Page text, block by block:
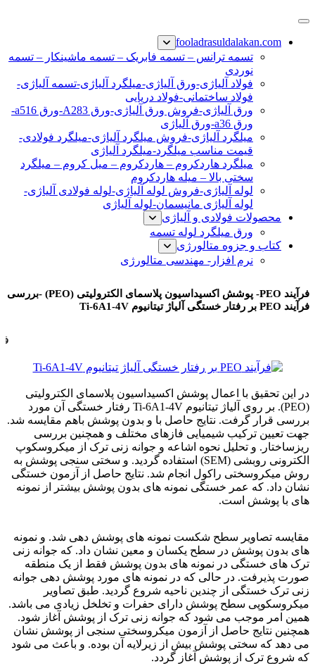
پرش
محتوا
نبشی فولادی-ناودانی فولادی-قیمت ورق-قیمت فولاد
fooladrasuldalakan.com
تسمه ترانس – تسمه فابریک – تسمه ماشینکار – تسمه
نوردی
فولاد آلیاژی-ورق آلیاژی-میلگرد آلیاژی-تسمه آلیاژی-
فولاد ساختمانی-فولاد دریایی
ورق آلیاژی-فروش ورق آلیاژی-ورق A283-ورق a516-
ورق a36-ورق آلیاژی
میلگرد آلیاژی-فروش میلگرد آلیاژی-میلگرد فولادی-
قیمت مناسب میلگرد-میلگرد آلیاژی
میلگرد هاردکروم – هاردکروم – میل کروم – میلگرد
سختی بالا – میله هاردکروم
لوله آلیاژی-فروش لوله آلیاژی-لوله فولادی آلیاژی-
لوله آلیاژی مانیسمان-لوله آلیاژی
محصولات فولادی و آلیاژی
ورق میلگرد لوله تسمه
کتاب و جزوه متالورژی
نرم افزار- مهندسی متالورژی
فرآیند PEO- پوشش اکسیداسیون پلاسمای الکترولیتی (PEO) -بررسی
فرآیند PEO بر رفتار خستگی آلیاژ تیتانیوم Ti-6A1-4V
فروش فولاد نورد
در این تحقیق با اعمال پوشش اکسیداسیون پلاسمای الکترولیتی
(PEO). بر روی آلیاژ تیتانیوم Ti-6A1-4V رفتار خستگی آن مورد
بررسی قرار گرفت. نتایج حاصل با و بدون پوشش باهم مقایسه شد.
جهت تعیین ترکیب شیمیایی فازهای مختلف و همچنین بررسی
ریزساختار. و تحلیل نحوه اشاعه و جوانه زنی ترک از میکروسکوپ
الکترونی روبشی (SEM) استفاده گردید. و سختی سنجی پوشش به
روش میکروسختی راکول انجام شد. نتایج حاصل از آزمون خستگی
نشان داد. که عمر خستگی نمونه های بدون پوشش بیشتر از نمونه
های با پوشش است.
مقایسه تصاویر سطح شکست نمونه های پوشش دهی شد. و نمونه
های بدون پوشش در سطح یکسان و معین نشان داد. که جوانه زنی
ترک های خستگی در نمونه های بدون پوشش فقط از یک منطقه
صورت پذیرفت. در حالی که در نمونه های مورد پوشش دهی جوانه
زنی ترک خستگی از چندین ناحیه شروع گردید. طبق تصاویر
میکروسکوپی سطح پوشش دارای حفرات و تخلخل زیادی می باشد.
همین امر موجب می شود که جوانه زنی ترک از پوشش آغاز شود.
همچنین نتایج حاصل از آزمون میکروسختی سنجی از پوشش نشان
می دهد که سختی پوشش بیش از زیرلایه آن بوده. و باعث می شود
که شروع ترک از پوشش آغاز گردد.